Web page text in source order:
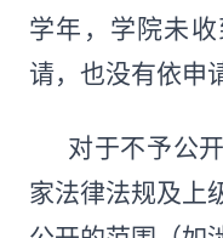
学年，学院未
请，也没有依申
对于不予公
家法律法规及上